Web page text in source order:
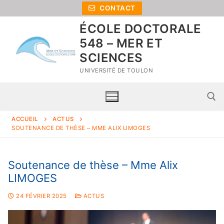
CONTACT
ÉCOLE DOCTORALE
548 – MER ET
SCIENCES
UNIVERSITÉ DE TOULON
ACCUEIL
ACTUS
SOUTENANCE DE THÈSE – MME ALIX LIMOGES
Soutenance de thèse – Mme Alix
LIMOGES
24 FÉVRIER 2025 ACTUS